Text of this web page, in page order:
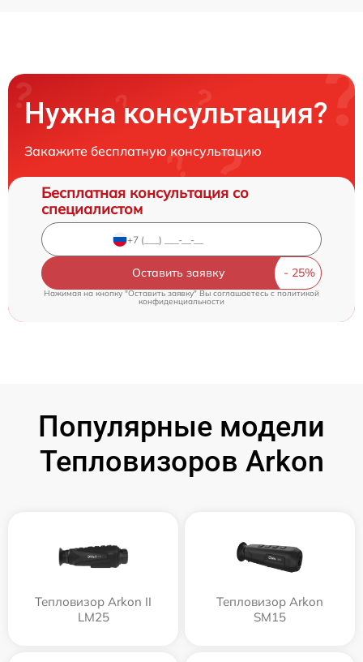
Нужна консультация?
Закажите бесплатную консультацию
Бесплатная консультация со
специалистом
Оставить заявку
Нажимая на кнопку "Оставить заявку" Вы соглашаетесь c политикой
конфиденциальности
Популярные модели
Тепловизоров Arkon
Тепловизор Arkon II
LM25
Тепловизор Arkon
SM15